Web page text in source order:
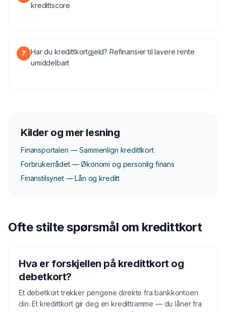
kredittscore
7
Har du kredittkortgjeld? Refinansier til lavere rente
umiddelbart
Kilder og mer lesning
Finansportalen — Sammenlign kredittkort
Forbrukerrådet — Økonomi og personlig finans
Finanstilsynet — Lån og kreditt
Ofte stilte spørsmål om kredittkort
Hva er forskjellen på kredittkort og
debetkort?
Et debetkort trekker pengene direkte fra bankkontoen
din. Et kredittkort gir deg en kredittramme — du låner fra